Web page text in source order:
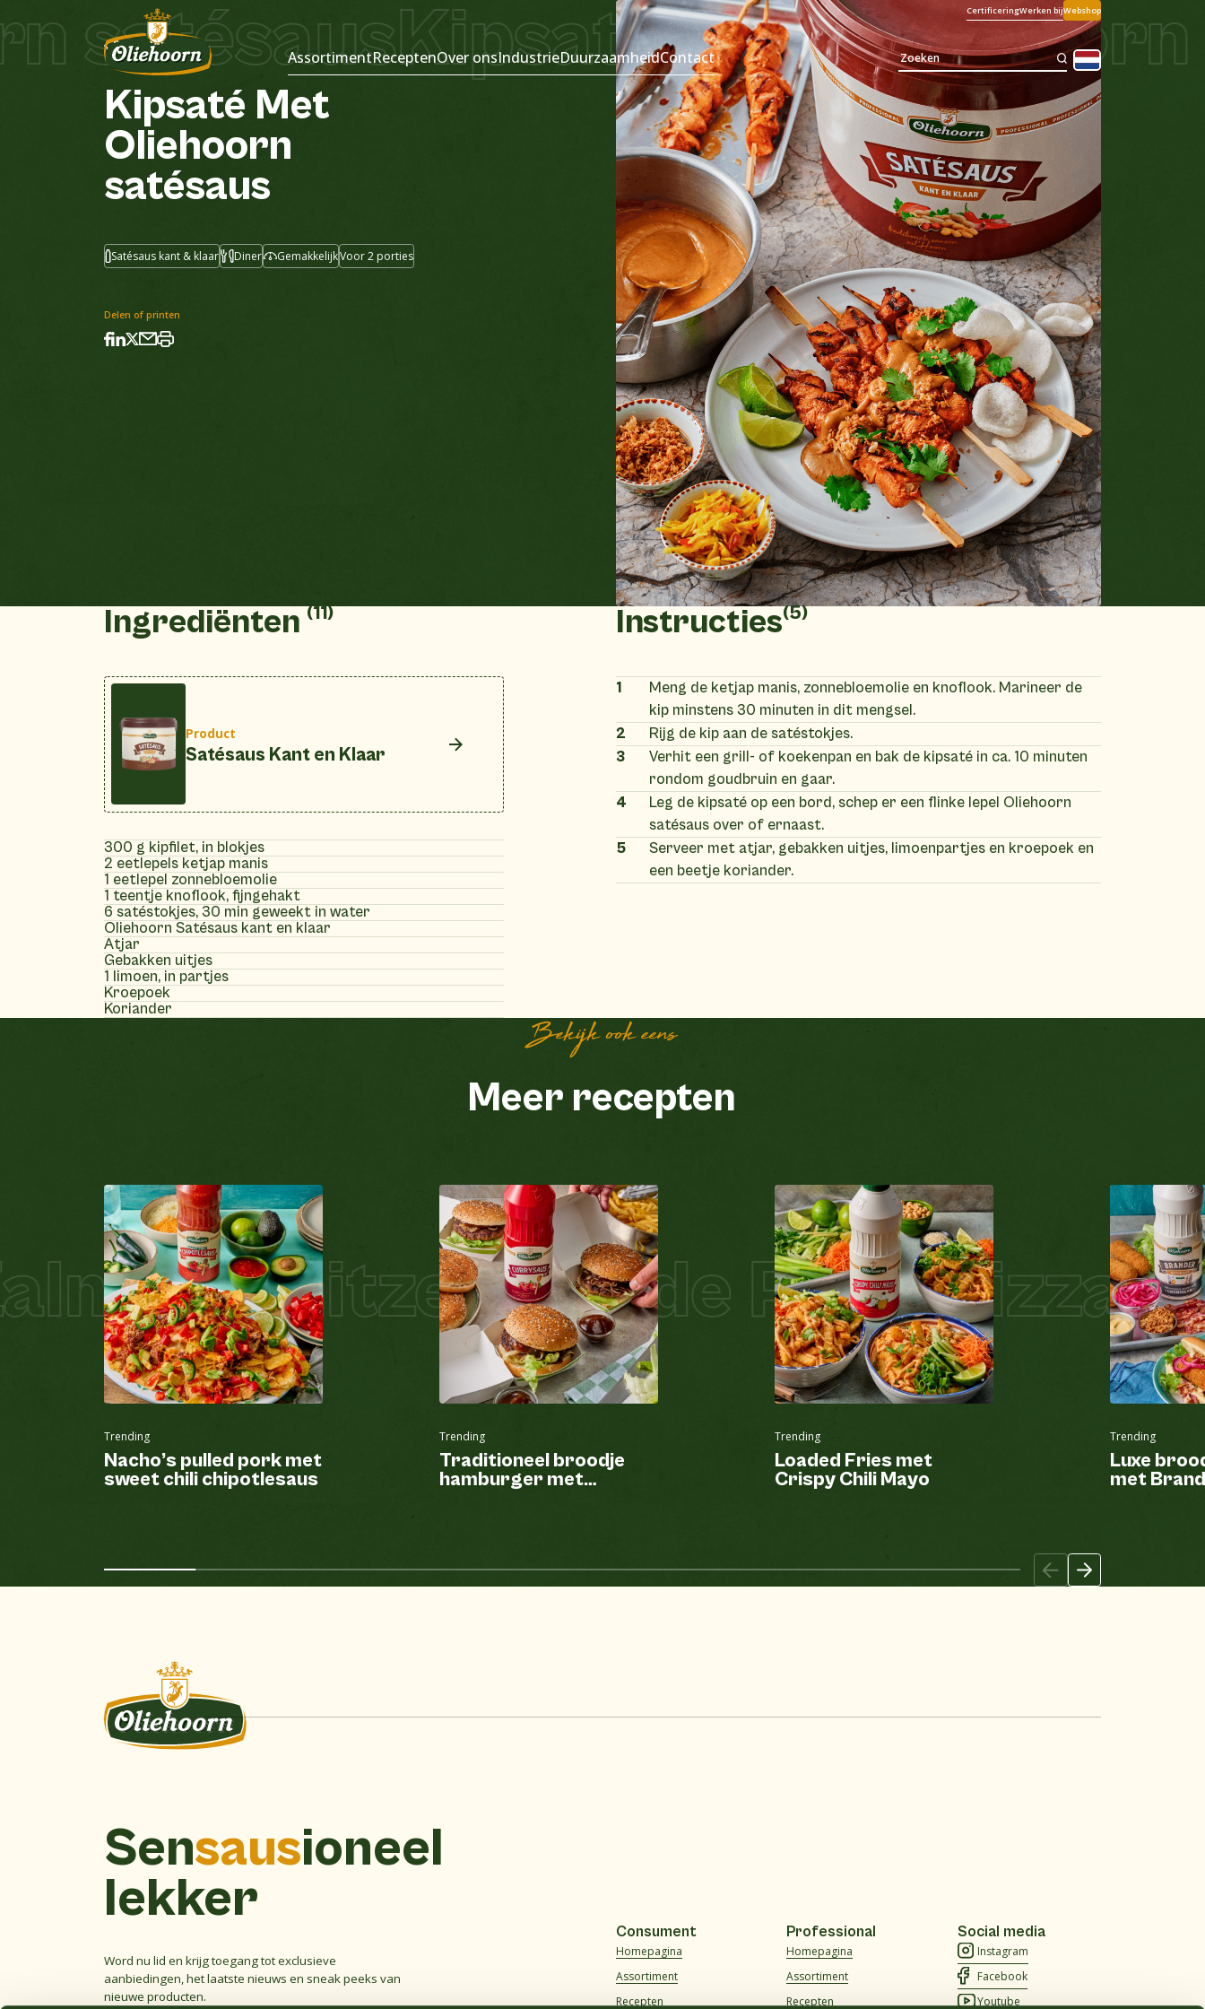
CertificeringWerken bijWebshop
AssortimentReceptenOver onsIndustrieDuurzaamheidContact
Recepten
Kipsaté Met
Oliehoorn
satésaus
satésausKipsaté Met Oliehoorn
Satésaus kant & klaar Diner GemakkelijkVoor 2 porties
Delen of printen
Ingrediënten (11)
Product
Satésaus Kant en Klaar
300 g kipfilet, in blokjes
2 eetlepels ketjap manis
1 eetlepel zonnebloemolie
1 teentje knoflook, fijngehakt
6 satéstokjes, 30 min geweekt in water
Oliehoorn Satésaus kant en klaar
Atjar
Gebakken uitjes
1 limoen, in partjes
Kroepoek
Koriander
Instructies(5)
1
Meng de ketjap manis, zonnebloemolie en knoflook. Marineer de
kip minstens 30 minuten in dit mengsel.
2
Rijg de kip aan de satéstokjes.
3
Verhit een grill- of koekenpan en bak de kipsaté in ca. 10 minuten
rondom goudbruin en gaar.
4
Leg de kipsaté op een bord, schep er een flinke lepel Oliehoorn
satésaus over of ernaast.
5
Serveer met atjar, gebakken uitjes, limoenpartjes en kroepoek en
een beetje koriander.
Bekijk ook eens
Meer recepten
Schnitzel Salade PizzaPizza
Trending
Nacho’s pulled pork met
sweet chili chipotlesaus
Trending
Traditioneel broodje
hamburger met
Trending
Loaded Fries met
Crispy Chili Mayo
Trending
Luxe
met
Sensausioneel
lekker
Word nu lid en krijg toegang tot exclusieve
aanbiedingen, het laatste nieuws en sneak peeks van
nieuwe producten.
Consument
Homepagina
Assortiment
Recepten
Professional
Homepagina
Assortiment
Recepten
Social media
Instagram
Facebook
Youtube